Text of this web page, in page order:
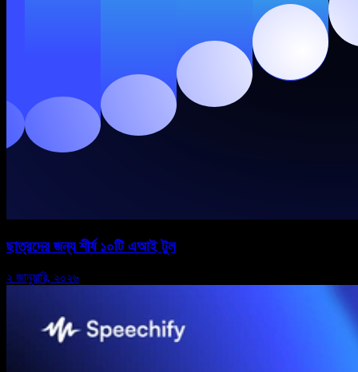
ছাত্রদের জন্য শীর্ষ ১০টি এআই টুল
২ জানুয়ারি, ২০২৬